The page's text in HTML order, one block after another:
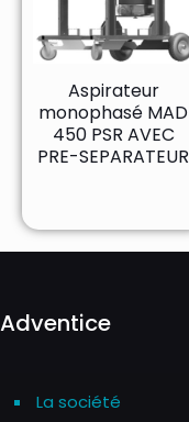
Aspirateur
monophasé MAD
450 PSR AVEC
PRE-SEPARATEUR
Adventice
La société